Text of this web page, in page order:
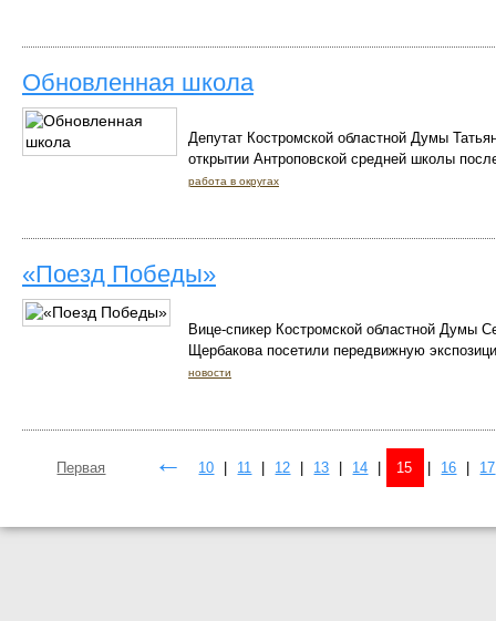
Обновленная школа
Депутат Костромской областной Думы
открытии Антроповской средней школы
работа в округах
«Поезд Победы»
Вице-спикер Костромской областной Думы
Щербакова посетили передвижную
новости
Первая ← 10 11 12 13 14 15 16 17